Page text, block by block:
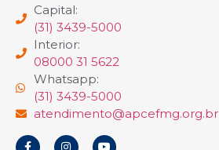
Capital:
(31) 3439-5000
Interior:
08000 31 5622
Whatsapp:
(31) 3439-5000
atendimento@apcefmg.org.br